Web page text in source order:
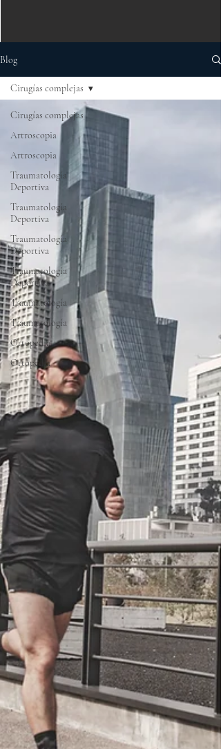
Blog
Cirugías complejas
Artroscopia
Artroscopia
Traumatología
Deportiva
Traumatología
Deportiva
Traumatología
Deportiva
Traumatología
Deportiva
Traumatología
Traumatología
Ortopedia
Ortopedia
Cirugías complejas